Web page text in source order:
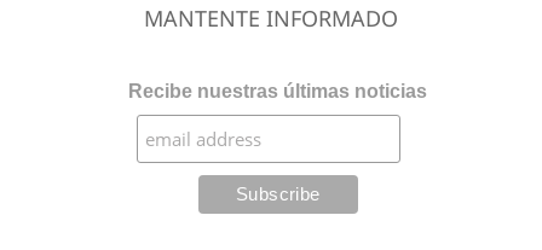
MANTENTE INFORMADO
Recibe nuestras últimas noticias